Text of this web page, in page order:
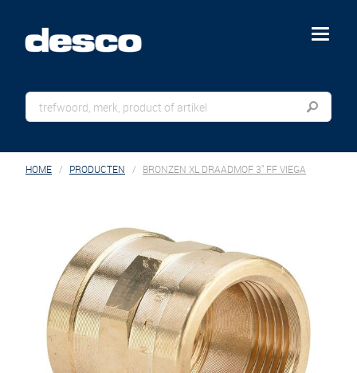
menu
HOME PRODUCTEN BRONZEN XL DRAADMOF 3" FF VIEGA